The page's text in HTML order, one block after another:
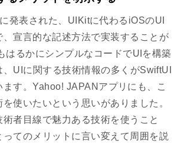
発表された、UIKitに代わるiOSのUI
、宣言的な記述方法で実装することが
はるかにシンプルなコードでUIを構築
UIに関する技術情報の多くがSwiftUI
す。Yahoo! JAPANアプリにも、こ
使いたいという思いがありました。
術者目線で魅力ある技術を使うこと
ってのメリットに言い変えて周囲を説